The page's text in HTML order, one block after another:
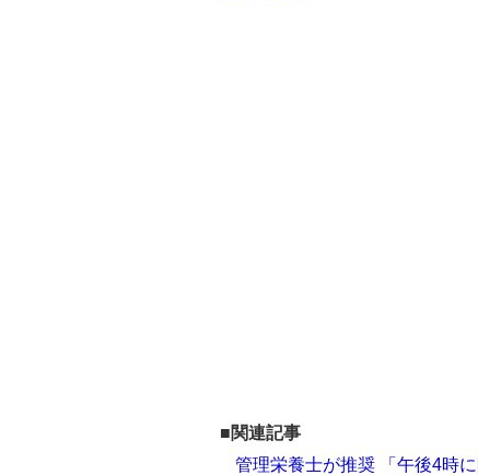
■関連記事
管理栄養士が推奨 「午後4時